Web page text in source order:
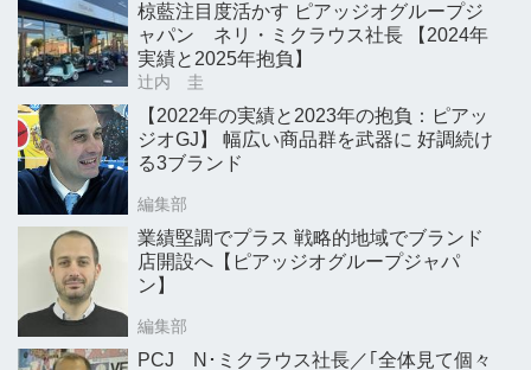
椋藍注目度活かす ピアッジオグループジ
ャパン ネリ・ミクラウス社長 【2024年
実績と2025年抱負】
辻内 圭
【2022年の実績と2023年の抱負：ピアッ
ジオGJ】 幅広い商品群を武器に 好調続け
る3ブランド
編集部
業績堅調でプラス 戦略的地域でブランド
店開設へ【ピアッジオグループジャパ
ン】
編集部
PCJ N･ミクラウス社長／｢全体見て個々